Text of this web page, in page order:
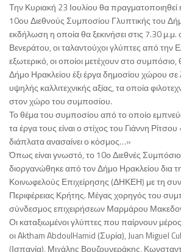
Την Κυριακή 23 Ιουλίου θα πραγματοποιηθεί
10ου Διεθνούς Συμποσίου Γλυπτικής του
εκδήλωση η οποία θα ξεκινήσει στις 7.30
Βενεράτου, οι ταλαντούχοι γλύπτες από την
εξωτερικό, οι οποίοι μετέχουν στο
Δήμο Ηρακλείου έξι έργα δημοσίου χώρου
υψηλής καλλιτεχνικής αξίας, τα οποία
στον χώρο του συμποσίου.
Το θέμα του συμποσίου από το οποίο
τα έργα τους είναι ο στίχος του Γιάννη
διάπλατα ανασαίνει ο κόσμος…»
Όπως είναι γνωστό, το 10ο Διεθνές
διοργανώθηκε από τον Δήμο Ηρακλείου δια
Κοινωφελούς Επιχείρησης (ΔΗΚΕΗ) με τη
Περιφέρειας Κρήτης. Μέγας χορηγός του
σύνδεσμος επιχειρήσεων Μαρμάρου
Οι καταξιωμένοι γλύπτες που παίρνουν
οι Aktham AbdoulHamid (Συρία), Juan Miguel
(Ισπανία), Μιχάλης Βουζουνεράκης,